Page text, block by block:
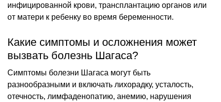
инфицированной крови, трансплантацию органов или
от матери к ребенку во время беременности.
Какие симптомы и осложнения может
вызвать болезнь Шагаса?
Симптомы болезни Шагаса могут быть
разнообразными и включать лихорадку, усталость,
отечность, лимфаденопатию, анемию, нарушения